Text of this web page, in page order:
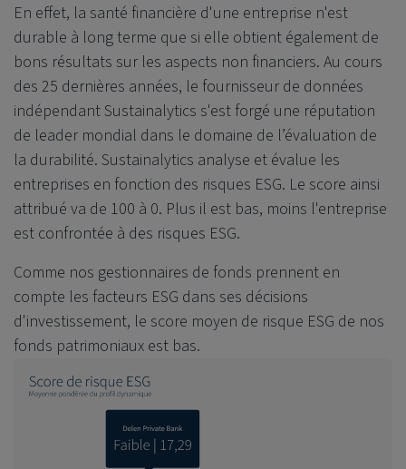
En effet, la santé financière d'une entreprise n'est
durable à long terme que si elle obtient également de
bons résultats sur les aspects non financiers. Au cours
des 25 dernières années, le fournisseur de données
indépendant Sustainalytics s'est forgé une réputation
de leader mondial dans le domaine de l’évaluation de
la durabilité. Sustainalytics analyse et évalue les
entreprises en fonction des risques ESG. Le score ainsi
attribué va de 100 à 0. Plus il est bas, moins l'entreprise
est confrontée à des risques ESG.
Comme nos gestionnaires de fonds prennent en
compte les facteurs ESG dans ses décisions
d'investissement, le score moyen de risque ESG de nos
fonds patrimoniaux est bas.